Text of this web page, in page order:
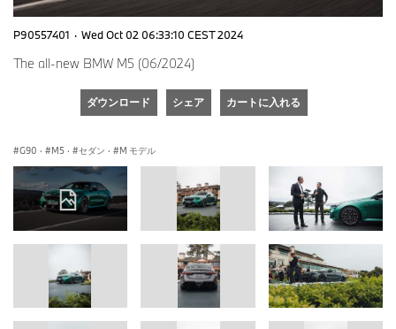
P90557401 · Wed Oct 02 06:33:10 CEST 2024
The all-new BMW M5 (06/2024)
ダウンロード シェア カートに入れる
G90 · M5 · セダン · M モデル